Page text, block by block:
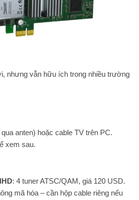
nhưng vẫn hữu ích trong nhiều trường
anten) hoặc cable TV trên PC.
xem sau.
: 4 tuner ATSC/QAM, giá 120 USD.
mã hóa – cần hộp cable riêng nếu